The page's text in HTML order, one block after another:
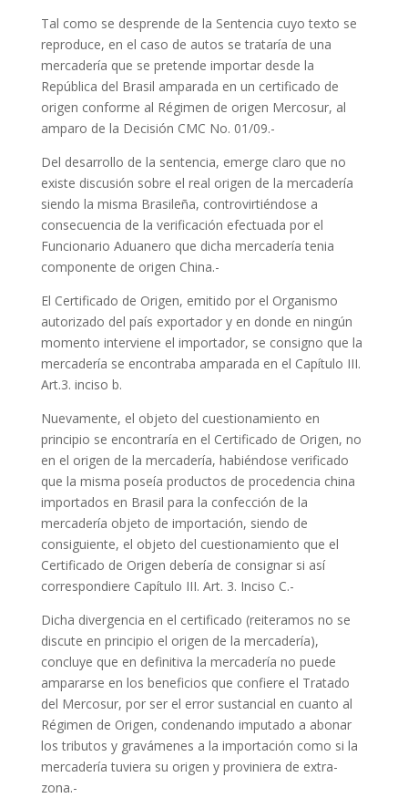
Tal como se desprende de la Sentencia cuyo texto se
reproduce, en el caso de autos se trataría de una
mercadería que se pretende importar desde la
República del Brasil amparada en un certificado de
origen conforme al Régimen de origen Mercosur, al
amparo de la Decisión CMC No. 01/09.-
Del desarrollo de la sentencia, emerge claro que no
existe discusión sobre el real origen de la mercadería
siendo la misma Brasileña, controvirtiéndose a
consecuencia de la verificación efectuada por el
Funcionario Aduanero que dicha mercadería tenia
componente de origen China.-
El Certificado de Origen, emitido por el Organismo
autorizado del país exportador y en donde en ningún
momento interviene el importador, se consigno que la
mercadería se encontraba amparada en el Capítulo III.
Art.3. inciso b.
Nuevamente, el objeto del cuestionamiento en
principio se encontraría en el Certificado de Origen, no
en el origen de la mercadería, habiéndose verificado
que la misma poseía productos de procedencia china
importados en Brasil para la confección de la
mercadería objeto de importación, siendo de
consiguiente, el objeto del cuestionamiento que el
Certificado de Origen debería de consignar si así
correspondiere Capítulo III. Art. 3. Inciso C.-
Dicha divergencia en el certificado (reiteramos no se
discute en principio el origen de la mercadería),
concluye que en definitiva la mercadería no puede
ampararse en los beneficios que confiere el Tratado
del Mercosur, por ser el error sustancial en cuanto al
Régimen de Origen, condenando imputado a abonar
los tributos y gravámenes a la importación como si la
mercadería tuviera su origen y proviniera de extra-
zona.-